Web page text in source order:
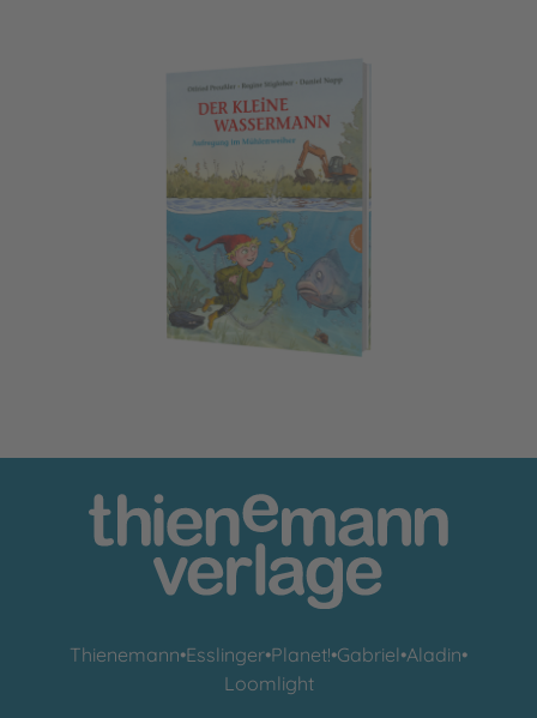
Der kleine Wassermann: Aufregung im Mühlenweiher
Thienemann•Esslinger•Planet!•Gabriel•Aladin•
Loomlight